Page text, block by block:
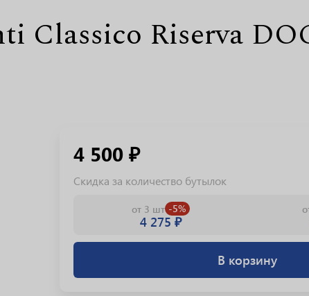
Riserva
4 500 ₽
Скидка за количество бутылок
от 3 шт -5%
4 275 ₽
В корзину